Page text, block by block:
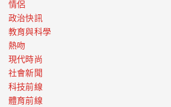
情侶
政治快訊
教育與科學
熱吻
現代時尚
社會新聞
科技前線
體育前線